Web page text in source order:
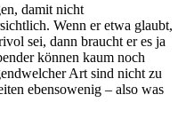
damit nicht
Wenn er etwa glaubt,
sei, dann braucht er es ja
können kaum noch
Art sind nicht zu
ebensowenig – also was